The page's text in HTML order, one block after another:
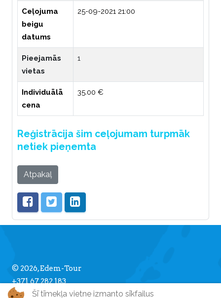
Ceļojuma
beigu
datums
25-09-2021 21:00
Pieejamās
vietas
1
Individuālā
cena
35.00 €
Reģistrācija šim ceļojumam turpmāk
netiek pieņemta
Atpakaļ
© 2026, Edem-Tour
+371 67 282 183
info [] edemtour.lv
Šī tīmekļa vietne izmanto sīkfailus